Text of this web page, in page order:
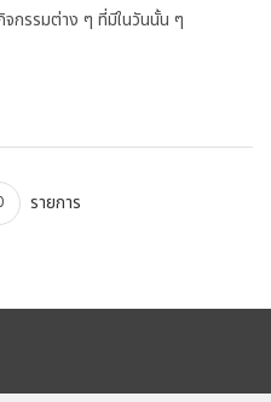
กรรมต่าง ๆ ที่มีในวันนั้น ๆ
รายการ